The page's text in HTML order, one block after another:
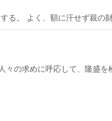
る。 よく、額に汗せず親の
々の求めに呼応して、隆盛を